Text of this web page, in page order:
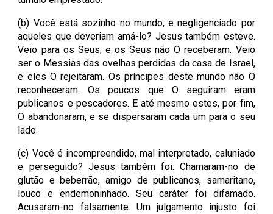
(b) Você está sozinho no mundo, e negligenciado por
aqueles que deveriam amá-lo? Jesus também esteve.
Veio para os Seus, e os Seus não O receberam. Veio
ser o Messias das ovelhas perdidas da casa de Israel,
e eles O rejeitaram. Os príncipes deste mundo não O
reconheceram. Os poucos que O seguiram eram
publicanos e pescadores. E até mesmo estes, por fim,
O abandonaram, e se dispersaram cada um para o seu
lado.
(c) Você é incompreendido, mal interpretado, caluniado
e perseguido? Jesus também foi. Chamaram-no de
glutão e beberrão, amigo de publicanos, samaritano,
louco e endemoninhado. Seu caráter foi difamado.
Acusaram-no falsamente. Um julgamento injusto foi